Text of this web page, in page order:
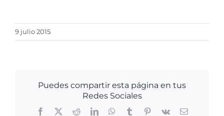
9 julio 2015
Puedes compartir esta página en tus
Redes Sociales
Facebook
X RedditLinkedInWhatsApp
TumblrPinterest
Vk
Correo